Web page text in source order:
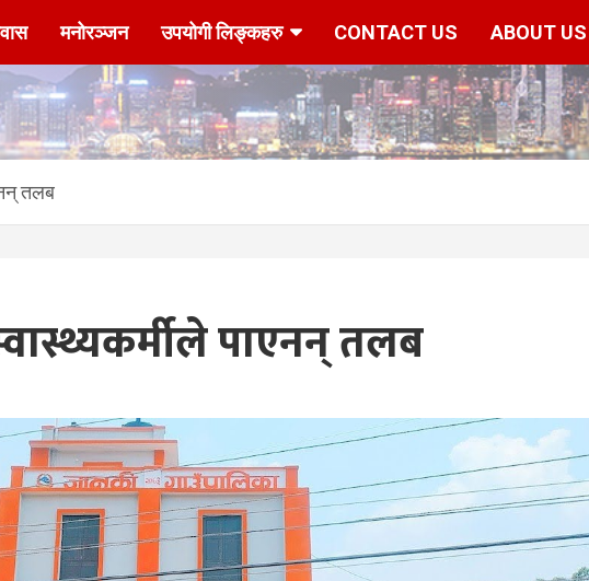
पहिलो
मनोरञ्जन उपयोगी लिङ्कहरु CONTACT US ABOUT US
तलब
पाएनन् तलब